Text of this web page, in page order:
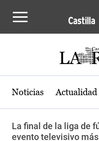
Noticias
La final de la liga de
evento televisivo